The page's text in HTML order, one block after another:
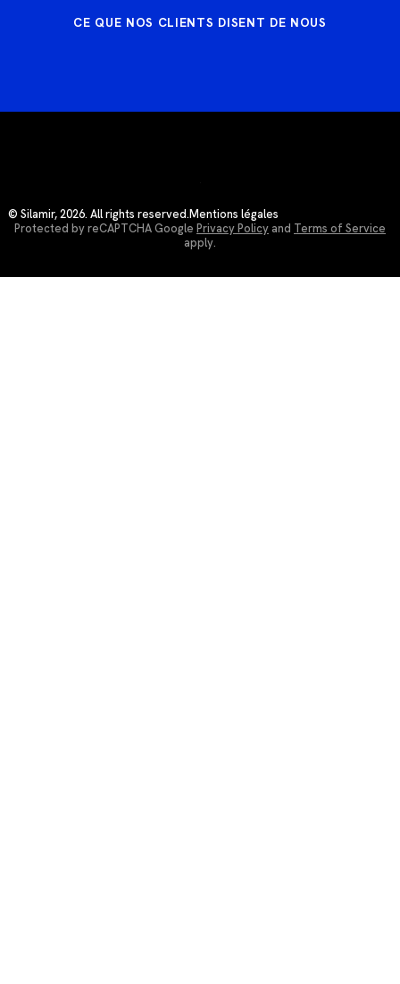
CE QUE NOS CLIENTS DISENT DE NOUS
© Silamir, 2026. All rights reserved.Mentions légales
Protected by reCAPTCHA Google Privacy Policy and Terms of Service
apply.